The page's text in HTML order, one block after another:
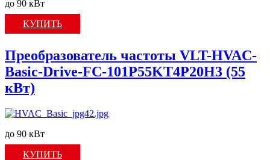
до 90 кВт
КУПИТЬ
Преобразователь частоты VLT-HVAC-
Basic-Drive-FC-101P55KT4P20H3 (55
кВт)
до 90 кВт
КУПИТЬ